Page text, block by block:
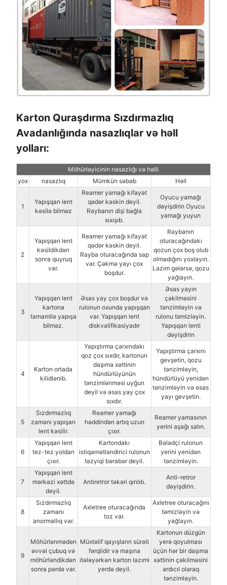
Karton Quraşdırma Sızdırmazlıq
Avadanlığında nasazlıqlar və həll
yolları:
Möhürləyicinin nasazlığı və həlli
yox
nasazlıq Mümkün səbəb Həll
1
Yapışqan lent
kəsilə bilməz
Reamer yamağı kifayət
qədər kəskin deyil.
Raybanın dişi bağla
sıxışıb.
Oyucu yamağı
dəyişdirin Oyucu
yamağı yuyun
2
Yapışqan lent
kəsildikdən
sonra quyruq
var.
Reamer yamağı kifayət
qədər kəskin deyil.
Rayba oturacağında sap
var. Çəkmə yayı çox
boşdur.
Raybanın
oturacağındakı
qozun çox boş olub
olmadığını yoxlayın.
Lazım gələrsə, qozu
yağlayın.
3
Yapışqan lent
kartona
tamamilə yapışa
bilməz.
Əsas yay çox boşdur və
rulonun oxunda yapışqan
var. Yapışqan lent
diskvalifikasiyadır
Əsas yayın
çəkilməsini
tənzimləyin və
rulonu təmizləyin.
Yapışqan lenti
dəyişdirin
4
Karton ortada
kilidlənib.
Yapıştırma çarxındakı
qoz çox sıxdır, kartonun
daşıma xəttinin
hündürlüyünün
tənzimlənməsi uyğun
deyil və əsas yay çox
sıxdır.
Yapıştırma çarxını
gevşetin, qozu
tənzimləyin,
hündürlüyü yenidən
tənzimləyin və əsas
yayı gevşetin.
5
Sızdırmazlıq
zamanı yapışan
lent kəsilir.
Reamer yamağı
həddindən artıq uzun
çıxır.
Reamer yamasının
yerini aşağı salın.
6
Yapışqan lent
tez-tez yoldan
çıxır.
Kartondakı
istiqamətləndirici rulonun
təzyiqi bərabər deyil.
Bələdçi rulonun
yerini yenidən
tənzimləyin.
7
Yapışqan lent
mərkəzi xəttdə
deyil.
Antiretror təkəri qırılıb.
Anti-retror
dəyişdirin.
8
Sızdırmazlıq
zamanı
anormallıq var.
Axletree oturacağında
toz var.
Axletree oturacağını
təmizləyin və
yağlayın.
9
Möhürlənmədən
əvvəl çubuq və
möhürləndikdən
sonra pərdə var.
Müxtəlif qayışların sürəti
fərqlidir və maşına
itələyərkən karton lazımi
yerdə deyil.
Kartonun düzgün
yerə qoyulması
üçün hər bir daşıma
xəttinin çəkilməsini
ardıcıl olaraq
tənzimləyin.